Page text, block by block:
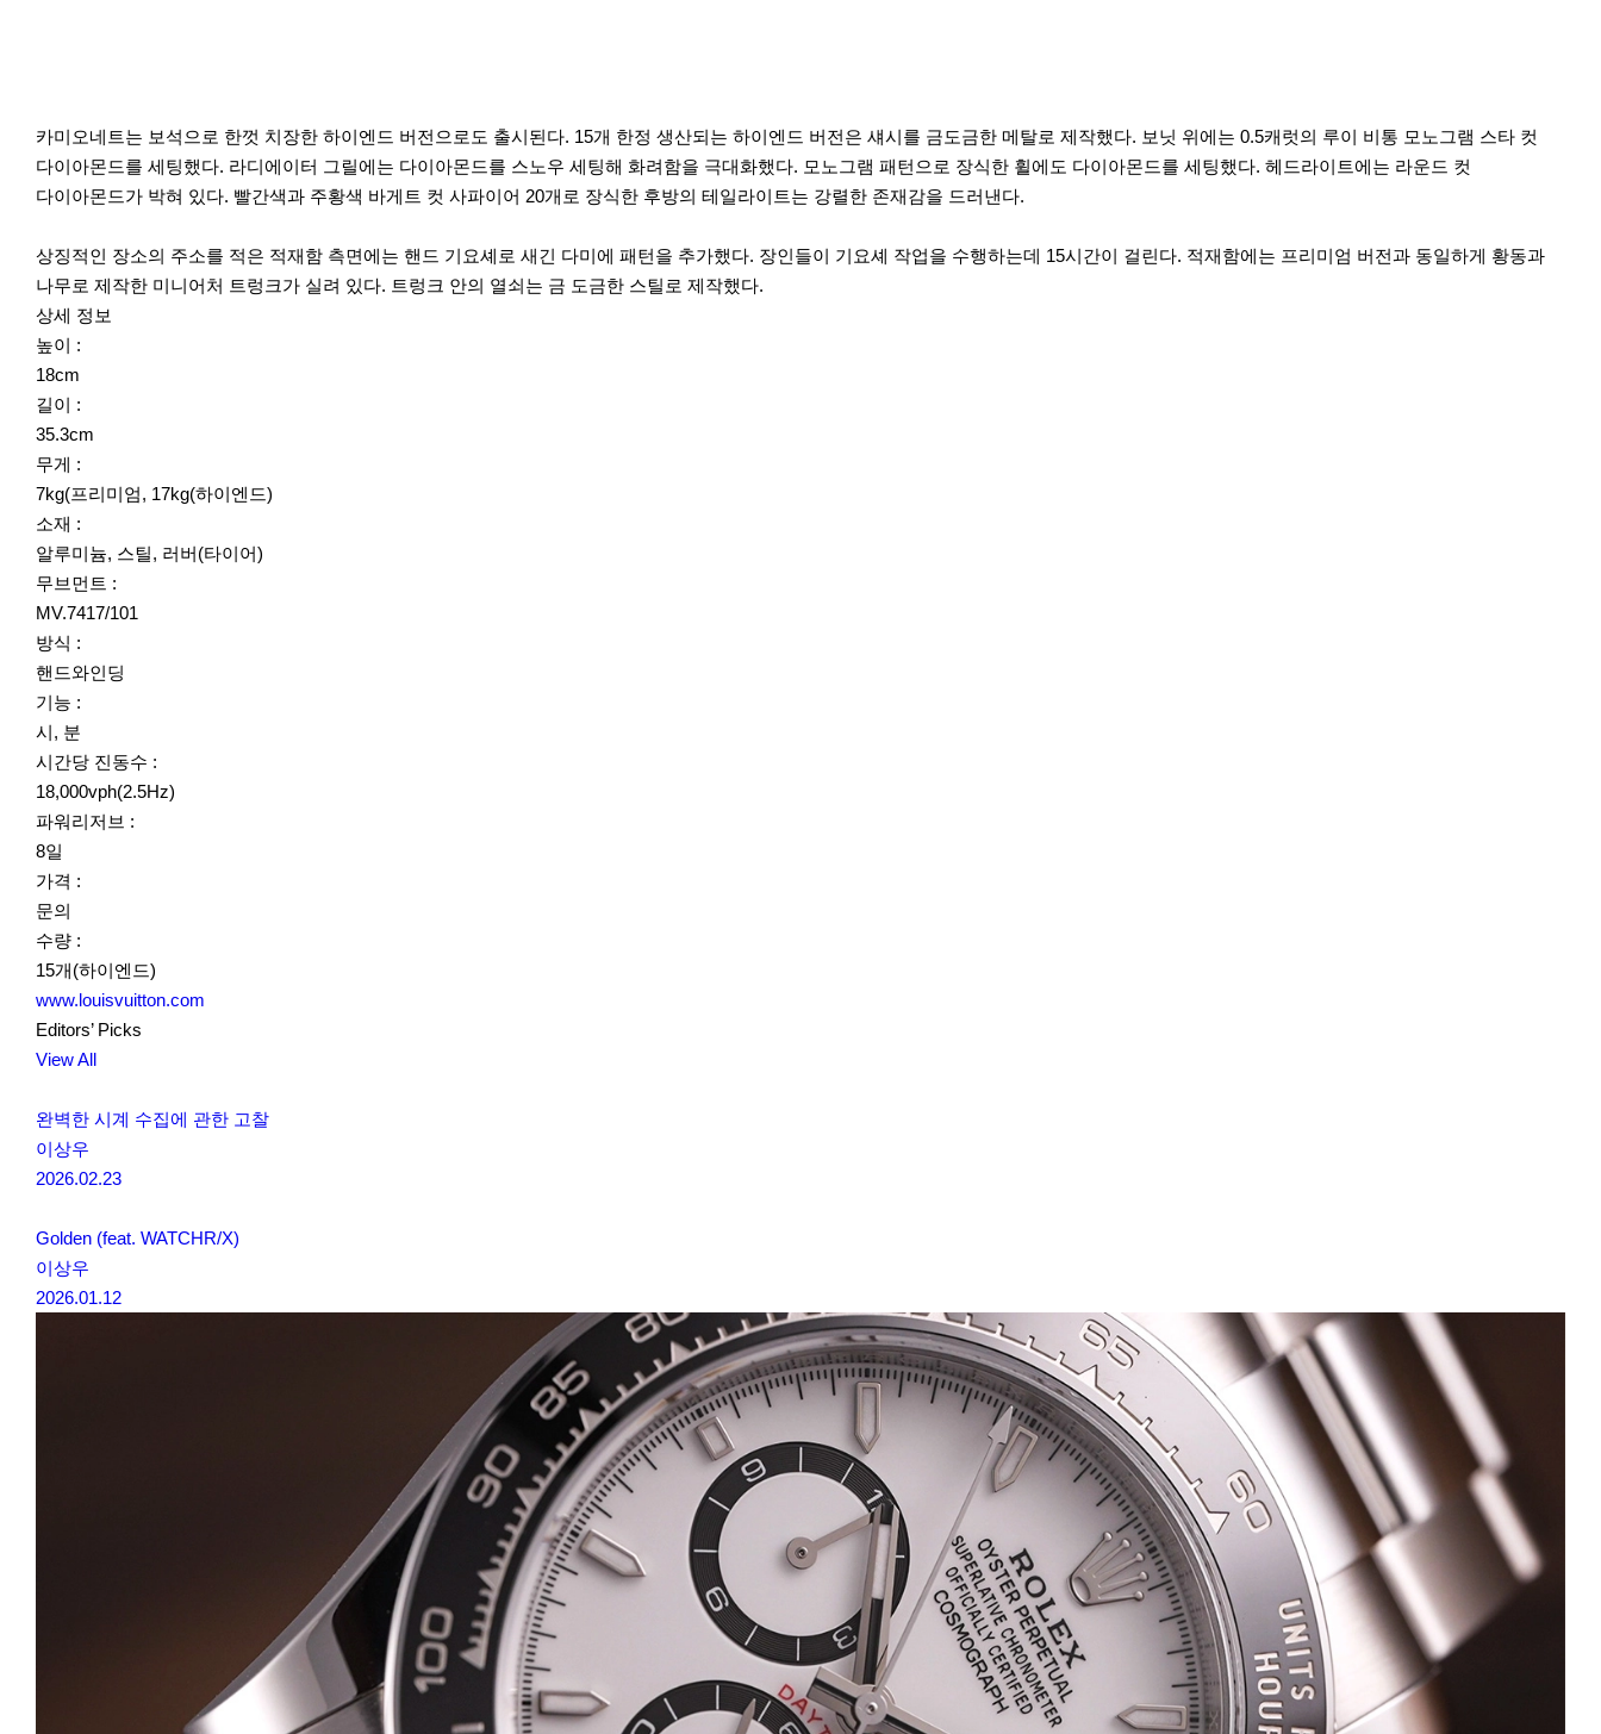
카미오네트는 보석으로 한껏 치장한 하이엔드 버전으로도 출시된다. 15개 한정 생산되는 하이엔드 버전은 섀시를 금도금한 메탈로 제작했다. 보닛 위에는 0.5캐럿의 루이 비통 모노그램 스타 컷
다이아몬드를 세팅했다. 라디에이터 그릴에는 다이아몬드를 스노우 세팅해 화려함을 극대화했다. 모노그램 패턴으로 장식한 휠에도 다이아몬드를 세팅했다. 헤드라이트에는 라운드 컷
다이아몬드가 박혀 있다. 빨간색과 주황색 바게트 컷 사파이어 20개로 장식한 후방의 테일라이트는 강렬한 존재감을 드러낸다.
상징적인 장소의 주소를 적은 적재함 측면에는 핸드 기요셰로 새긴 다미에 패턴을 추가했다. 장인들이 기요셰 작업을 수행하는데 15시간이 걸린다. 적재함에는 프리미엄 버전과 동일하게 황동과
나무로 제작한 미니어처 트렁크가 실려 있다. 트렁크 안의 열쇠는 금 도금한 스틸로 제작했다.
상세 정보
높이 :
18cm
길이 :
35.3cm
무게 :
7kg(프리미엄, 17kg(하이엔드)
소재 :
알루미늄, 스틸, 러버(타이어)
무브먼트 :
MV.7417/101
방식 :
핸드와인딩
기능 :
시, 분
시간당 진동수 :
18,000vph(2.5Hz)
파워리저브 :
8일
가격 :
문의
수량 :
15개(하이엔드)
www.louisvuitton.com
Editors’ Picks
View All
완벽한 시계 수집에 관한 고찰
이상우
2026.02.23
Golden (feat. WATCHR/X)
이상우
2026.01.12